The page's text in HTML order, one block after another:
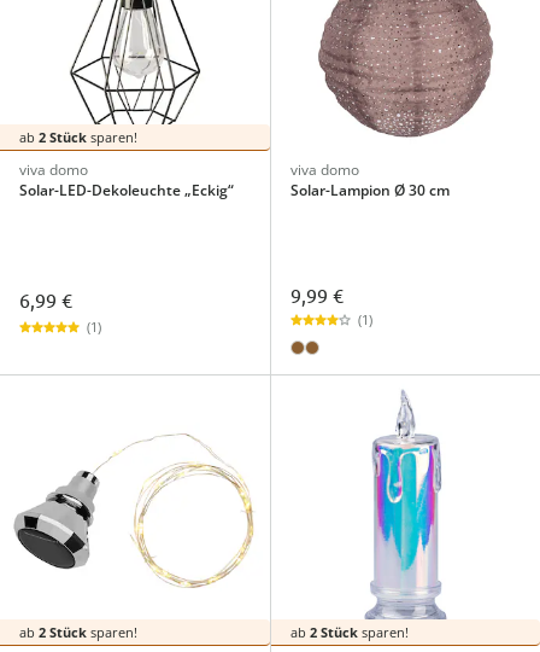
ab 2 Stück sparen!
viva domo
Solar-LED-Dekoleuchte „Eckig“
6,99 €
(1)
viva domo
Solar-Lampion Ø 30 cm
9,99 €
(1)
ab 2 Stück sparen! ab 2 Stücksparen!